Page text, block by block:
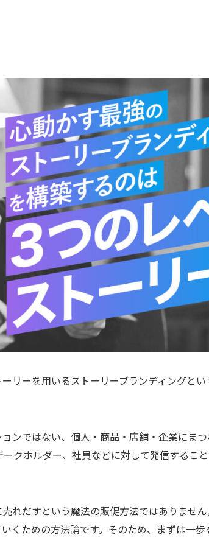
リーを用いるストーリーブランディングと
ンではない、個人・商品・店舗・企業にま
クホルダー、社員などに対して発信するこ
れだすという魔法の販促方法ではありませ
くための方法論です。そのため、まずは一